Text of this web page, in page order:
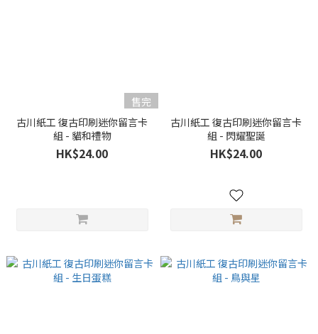
售完
古川紙工 復古印刷迷你留言卡
組 - 貓和禮物
HK$24.00
古川紙工 復古印刷迷你留言卡
組 - 閃耀聖誕
HK$24.00